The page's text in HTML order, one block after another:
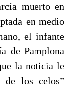
muerto en
en medio
el infante
de Pamplona
la noticia le
de los celos”